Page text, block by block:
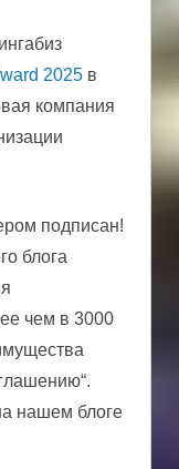
2025в
компания
подписан!
блога
чем в 3000
нашем блоге